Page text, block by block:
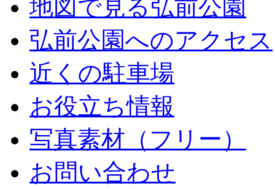
地図で見る弘前公園
弘前公園へのアクセス
近くの駐車場
お役立ち情報
写真素材（フリー）
お問い合わせ